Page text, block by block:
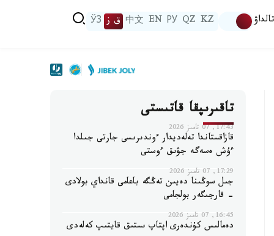
تالداۋ KZ
QZ
РУ
EN
中文 ق ز ЎЗ
تاقىرىپقا قاتىستى
17:43, 07 تامىز 2026
قازاقستاندا تەلەديدار ءوندىرىسى جارتى جىلدا
ءۇش ەسەگە جۋىق ءوستى
17:29, 07 تامىز 2026
جىل سوڭىنا دەيىن تەڭگە باعامى قانداي بولادى
- قارجىگەر بولجامى
16:45, 07 تامىز 2026
دەمالىس كۇندەرى اپتاپ ىستىق قايتىپ كەلەدى